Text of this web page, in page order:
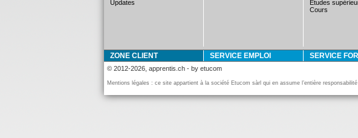
updates
études
cours
ZONE CLIENT SERVICE EMPLOI SERVICE
© 2012-2026, apprentis.ch - by etucom
Mentions légales : ce site appartient à la société Etucom sàrl qui en assume l’entière